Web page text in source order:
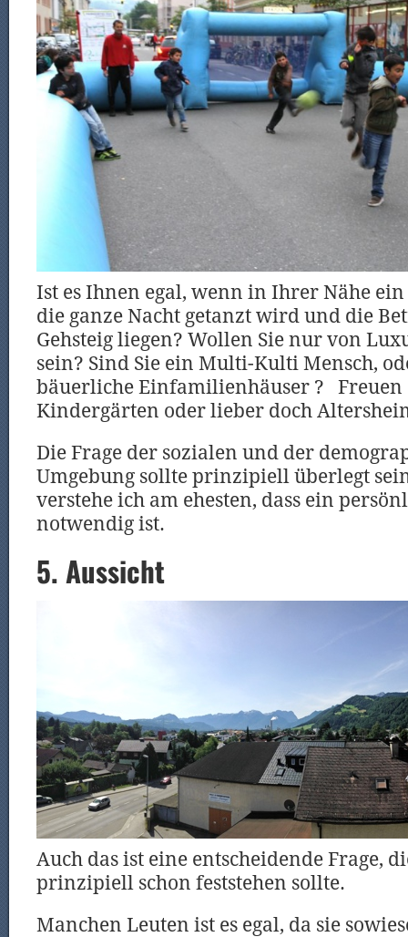
Ist es Ihnen egal, wenn in Ihrer Nähe
die ganze Nacht getanzt wird und die
Gehsteig liegen? Wollen Sie nur von
sein? Sind Sie ein Multi-Kulti Mensch,
bäuerliche Einfamilienhäuser ? Freuen
Kindergärten oder lieber doch
Die Frage der sozialen und der
Umgebung sollte prinzipiell überlegt
verstehe ich am ehesten, dass ein
notwendig ist.
5. Aussicht
Auch das ist eine entscheidende Frage,
prinzipiell schon feststehen sollte.
Manchen Leuten ist es egal, da sie